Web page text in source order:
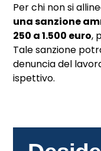
Per chi non si
una sanzione
250 a 1.500 euro,
Tale sanzione
denuncia del
ispettivo.